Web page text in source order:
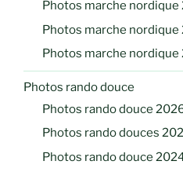
Photos marche nordique
Photos marche nordique
Photos marche nordique
Photos rando douce
Photos rando douce
Photos rando douces
Photos rando douce